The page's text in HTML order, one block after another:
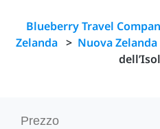
Blueberry Travel
Zelanda > Nuova Zelanda
Prezzo